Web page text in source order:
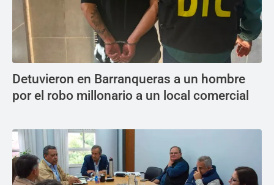
Detuvieron en Barranqueras a un hombre
por el robo millonario a un local comercial